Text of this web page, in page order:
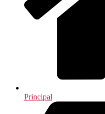
Principal